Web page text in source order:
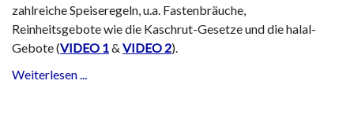
zahlreiche Speiseregeln, u.a. Fastenbräuche,
Reinheitsgebote wie die Kaschrut-Gesetze und die halal-
Gebote (VIDEO 1& VIDEO 2).
Weiterlesen ...